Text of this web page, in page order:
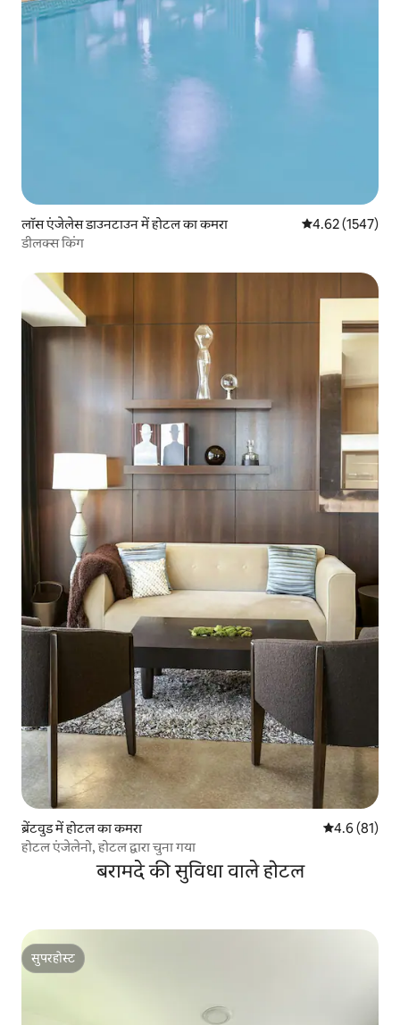
लॉस एंजेलेस डाउनटाउन में होटल का कमरा औसत रेटिंग 5 में से
4.62 (1547)
डीलक्स किंग
ब्रेंटवुड में होटल का कमरा औसत रेटिंग 5
4.6 (81)
होटल एंजेलेनो, होटल द्वारा चुना गया
बरामदे की सुविधा वाले होटल
सुपरहोस्ट
सुपरहोस्ट